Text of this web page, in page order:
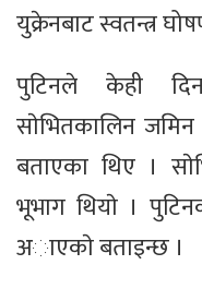
युक्रेनबाट स्वतन्त्र
पुटिनले केही
साेभितकालिन जमिन
बताएका थिए ।
भूभाग थियाे ।
अाएकाे बताइन्छ ।